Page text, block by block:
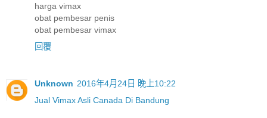
harga vimax
obat pembesar penis
obat pembesar vimax
回覆
Unknown 2016年4月24日 晚上10:22
Jual Vimax Asli Canada Di Bandung